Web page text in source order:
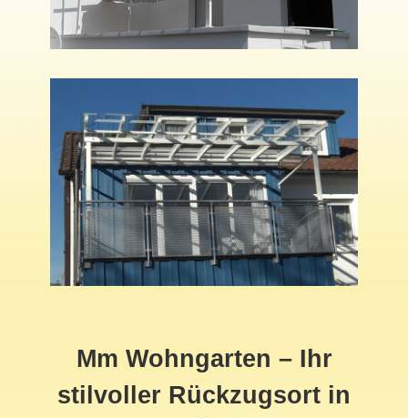
Mm Wohngarten – Ihr
stilvoller Rückzugsort in